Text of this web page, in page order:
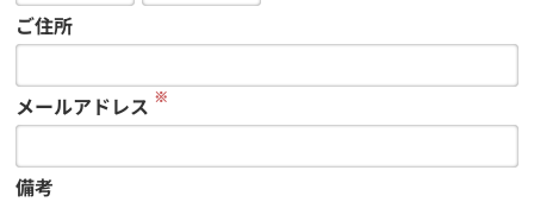
ご住所
メールアドレス ※
備考